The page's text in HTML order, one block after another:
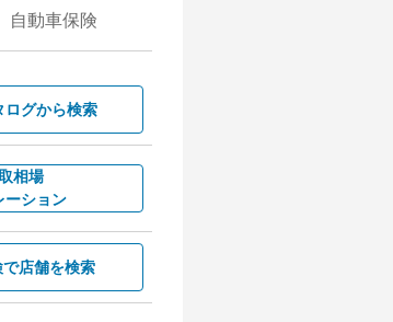
自動車保険
ログから検索
相場
ーション
店舗を検索